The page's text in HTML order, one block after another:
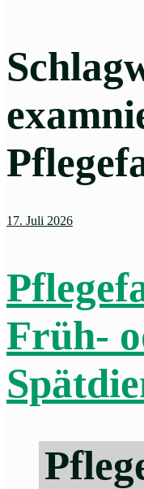
17. Juli 2026
Früh-